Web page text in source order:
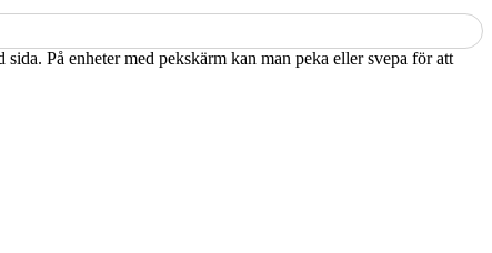
På enheter med pekskärm kan man peka eller svepa för att